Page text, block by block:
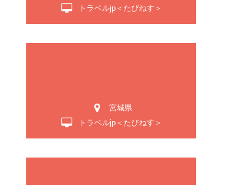
トラベルjp＜たびねす＞
宮城県
トラベルjp＜たびねす＞